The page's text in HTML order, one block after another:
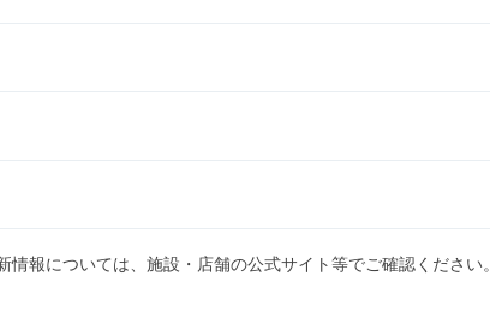
報については、施設・店舗の公式サイト等でご確認ください。